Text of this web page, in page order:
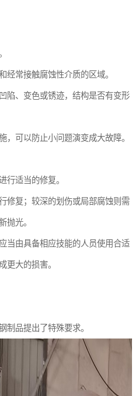
经常接触腐蚀性介质的区域。
陷、变色或锈迹，结构是否有变形
，可以防止小问题演变成大故障。
行适当的修复。
修复；较深的划伤或局部腐蚀则需
抛光。
当由具备相应技能的人员使用合适
更大的损害。
制品提出了特殊要求。